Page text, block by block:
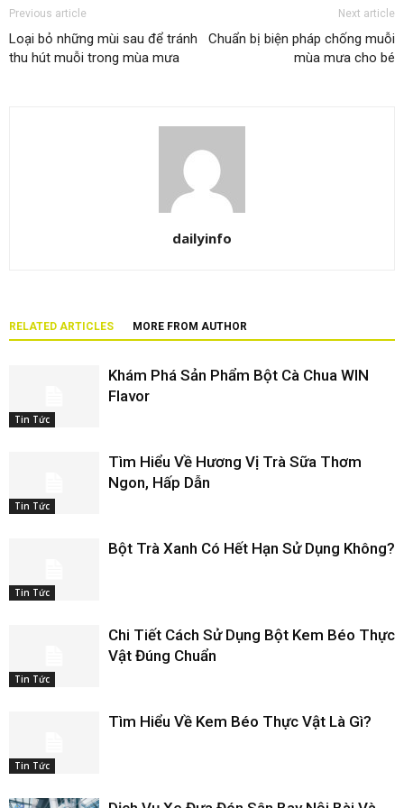
Previous article
Loại bỏ những mùi sau để tránh
thu hút muỗi trong mùa mưa
Next article
Chuẩn bị biện pháp chống muỗi
mùa mưa cho bé
dailyinfo
RELATED ARTICLES MORE FROM AUTHOR
Tin Tức
Khám Phá Sản Phẩm Bột Cà Chua WIN
Flavor
Tin Tức
Tìm Hiểu Về Hương Vị Trà Sữa Thơm
Ngon, Hấp Dẫn
Tin Tức
Bột Trà Xanh Có Hết Hạn Sử Dụng Không?
Tin Tức
Chi Tiết Cách Sử Dụng Bột Kem Béo Thực
Vật Đúng Chuẩn
Tin Tức
Tìm Hiểu Về Kem Béo Thực Vật Là Gì?